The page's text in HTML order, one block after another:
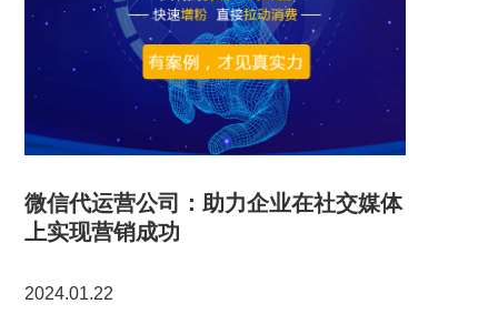
微信代运营公司：助力企业在社交媒体
上实现营销成功
2024.01.22